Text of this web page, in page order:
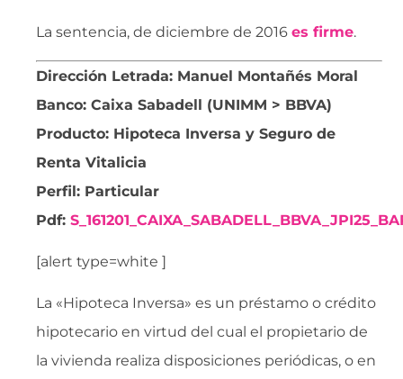
La sentencia, de diciembre de 2016 es firme.
Dirección Letrada: Manuel Montañés Moral
Banco: Caixa Sabadell (UNIMM > BBVA)
Producto: Hipoteca Inversa y Seguro de
Renta Vitalicia
Perfil: Particular
Pdf:
[alert type=white ]
La «Hipoteca Inversa» es un préstamo o crédito
hipotecario en virtud del cual el propietario de
la vivienda realiza disposiciones periódicas, o en